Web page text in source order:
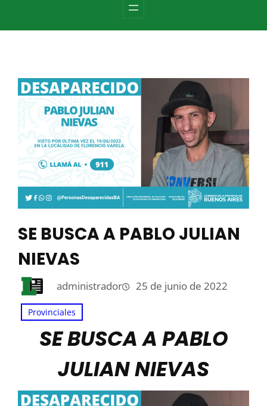
SE BUSCA A PABLO JULIAN
NIEVAS
administrador 25 de junio de 2022
Provinciales
SE BUSCA A PABLO
JULIAN NIEVAS